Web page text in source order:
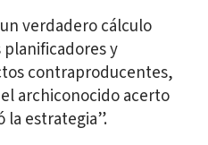
verdadero cálculo
y
contraproducentes,
archiconocido acerto
la estrategia”.